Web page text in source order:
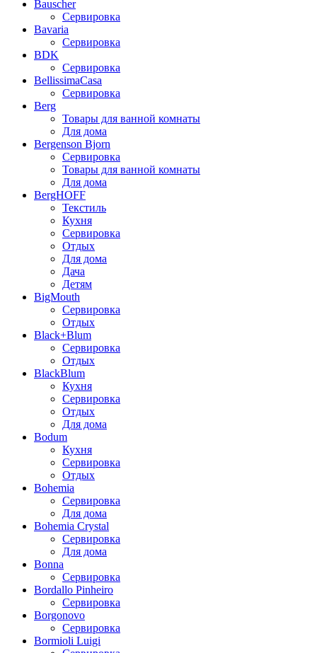
Bauscher
Сервировка
Bavaria
Сервировка
BDK
Сервировка
BellissimaCasa
Сервировка
Berg
Товары для ванной комнаты
Для дома
Bergenson Bjorn
Сервировка
Товары для ванной комнаты
Для дома
BergHOFF
Текстиль
Кухня
Сервировка
Отдых
Для дома
Дача
Детям
BigMouth
Сервировка
Отдых
Black+Blum
Сервировка
Отдых
BlackBlum
Кухня
Сервировка
Отдых
Для дома
Bodum
Кухня
Сервировка
Отдых
Bohemia
Сервировка
Для дома
Bohemia Crystal
Сервировка
Для дома
Bonna
Сервировка
Bordallo Pinheiro
Сервировка
Borgonovo
Сервировка
Bormioli Luigi